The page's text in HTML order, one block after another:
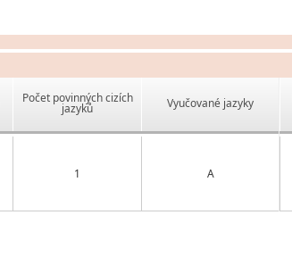
Počet povinných cizích
jazyků Vyučované jazyky
1 A